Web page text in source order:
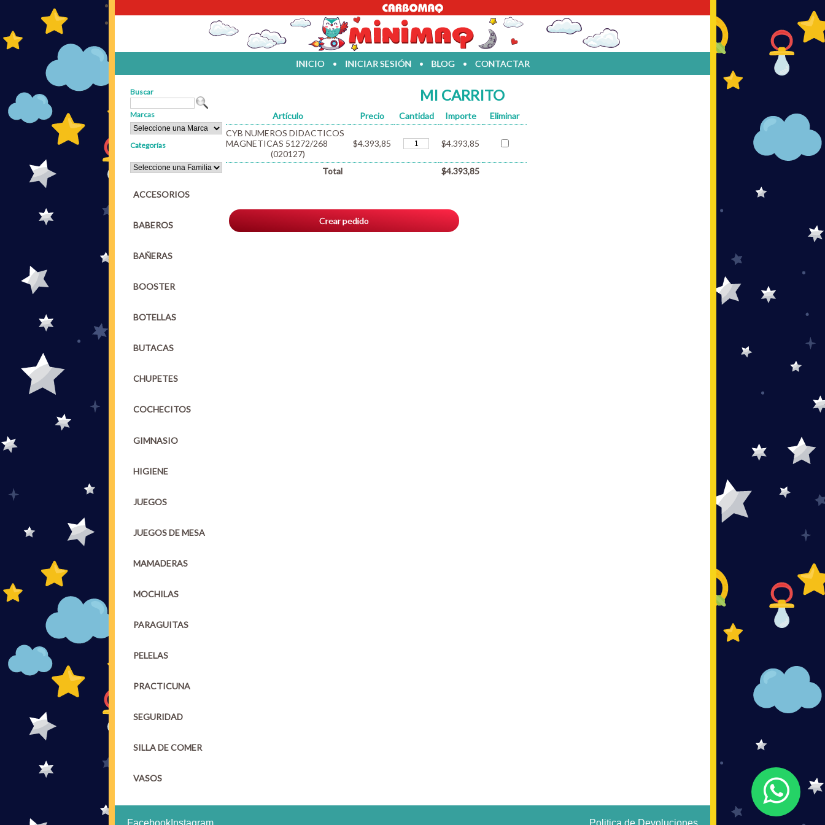
INICIO • INICIAR SESIÓN • BLOG • CONTACTAR
Buscar
Marcas
Categorías
ACCESORIOS
BABEROS
BAÑERAS
BOOSTER
BOTELLAS
BUTACAS
CHUPETES
COCHECITOS
GIMNASIO
HIGIENE
JUEGOS
JUEGOS DE MESA
MAMADERAS
MOCHILAS
PARAGUITAS
PELELAS
PRACTICUNA
SEGURIDAD
SILLA DE COMER
VASOS
MI CARRITO
Artículo Precio Cantidad Importe
Eliminar
CYB NUMEROS DIDACTICOS
MAGNETICAS 51272/268
(020127)
$4.393,85 $4.393,85
Total $4.393,85
Crear pedido